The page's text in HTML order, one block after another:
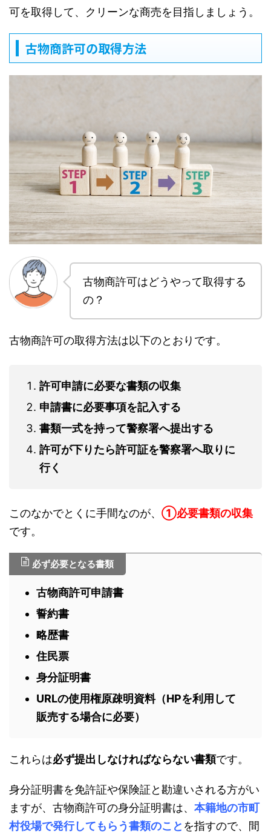
可を取得して、クリーンな商売を目指しましょう。
古物商許可の取得方法
古物商許可はどうやって取得する
の？
古物商許可の取得方法は以下のとおりです。
許可申請に必要な書類の収集
申請書に必要事項を記入する
書類一式を持って警察署へ提出する
許可が下りたら許可証を警察署へ取りに
行く
このなかでとくに手間なのが、 ①必要書類の収集
です。
必ず必要となる書類
古物商許可申請書
誓約書
略歴書
住民票
身分証明書
URLの使用権原疎明資料（HPを利用して
販売する場合に必要）
これらは必ず提出しなければならない書類です。
身分証明書を免許証や保険証と勘違いされる方がい
ますが、古物商許可の身分証明書は、 本籍地の市町
村役場で発行してもらう書類のこと を指すので、間